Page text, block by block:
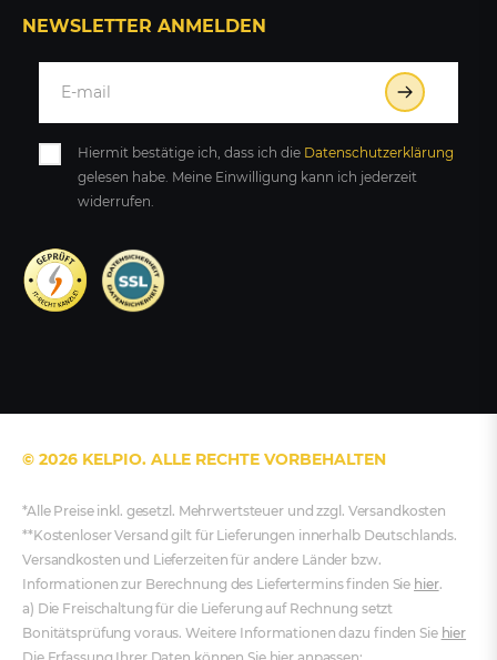
NEWSLETTER ANMELDEN
Hiermit bestätige ich, dass ich die Daten­schutz­erklärung
gelesen habe. Meine Einwilligung kann ich jederzeit
widerrufen.
© 2026 KELPIO. ALLE RECHTE VORBEHALTEN
*Alle Preise inkl. gesetzl. Mehrwertsteuer und zzgl. Versandkosten
**Kostenloser Versand gilt für Lieferungen innerhalb Deutschlands.
Versandkosten und Lieferzeiten für andere Länder bzw.
Informationen zur Berechnung des Liefertermins finden Sie hier.
a) Die Freischaltung für die Lieferung auf Rechnung setzt
Bonitätsprüfung voraus. Weitere Informationen dazu finden Sie hier